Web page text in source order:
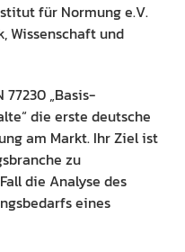
für Normung e.V.
Wissenschaft und
„Basis-
die erste deutsche
am Markt. Ihr Ziel ist
zu
die Analyse des
eines